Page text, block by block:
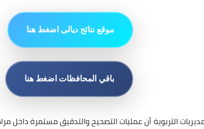
موقع نتائج ديالى اضغط هنا ا
باقي المحافظات اضغط هنا
التربوية أن عمليات التصحيح والتدقيق مستمرة داخل